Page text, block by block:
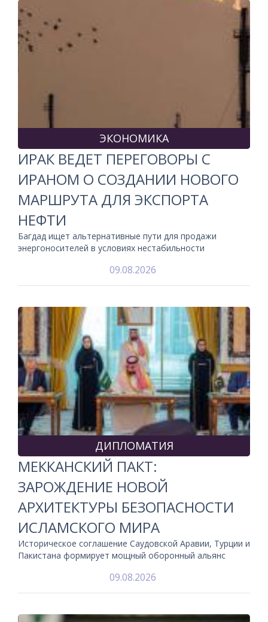
ЭКОНОМИКА
ИРАК ВЕДЕТ ПЕРЕГОВОРЫ С
ИРАНОМ О СОЗДАНИИ НОВОГО
МАРШРУТА ДЛЯ ЭКСПОРТА
НЕФТИ
Багдад ищет альтернативные пути для продажи
энергоносителей в условиях нестабильности
09.08.2026
ДИПЛОМАТИЯ
МЕККАНСКИЙ ПАКТ:
ЗАРОЖДЕНИЕ НОВОЙ
АРХИТЕКТУРЫ БЕЗОПАСНОСТИ
ИСЛАМСКОГО МИРА
Историческое соглашение Саудовской Аравии, Турции и
Пакистана формирует мощный оборонный альянс
09.08.2026